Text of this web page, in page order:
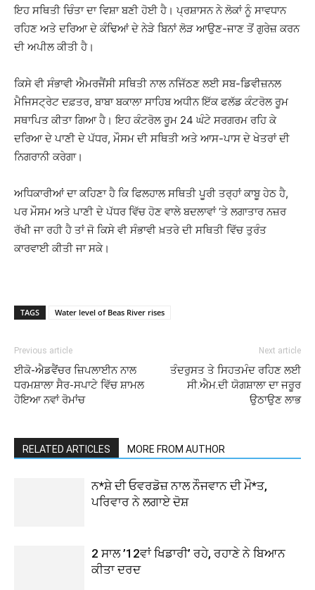
ਇਹ ਸਥਿਤੀ ਚਿੰਤਾ ਦਾ ਵਿਸ਼ਾ ਬਣੀ ਹੋਈ ਹੈ। ਪ੍ਰਸ਼ਾਸਨ ਨੇ ਲੋਕਾਂ ਨੂੰ ਸਾਵਧਾਨ
ਰਹਿਣ ਅਤੇ ਦਰਿਆ ਦੇ ਕੰਢਿਆਂ ਦੇ ਨੇੜੇ ਬਿਨਾਂ ਲੋੜ ਆਉਣ-ਜਾਣ ਤੋਂ ਗੁਰੇਜ਼ ਕਰਨ
ਦੀ ਅਪੀਲ ਕੀਤੀ ਹੈ।
ਕਿਸੇ ਵੀ ਸੰਭਾਵੀ ਐਮਰਜੈਂਸੀ ਸਥਿਤੀ ਨਾਲ ਨਜਿੱਠਣ ਲਈ ਸਬ-ਡਿਵੀਜ਼ਨਲ
ਮੈਜਿਸਟ੍ਰੇਟ ਦਫ਼ਤਰ, ਬਾਬਾ ਬਕਾਲਾ ਸਾਹਿਬ ਅਧੀਨ ਇੱਕ ਫਲੱਡ ਕੰਟਰੋਲ ਰੂਮ
ਸਥਾਪਿਤ ਕੀਤਾ ਗਿਆ ਹੈ। ਇਹ ਕੰਟਰੋਲ ਰੂਮ 24 ਘੰਟੇ ਸਰਗਰਮ ਰਹਿ ਕੇ
ਦਰਿਆ ਦੇ ਪਾਣੀ ਦੇ ਪੱਧਰ, ਮੌਸਮ ਦੀ ਸਥਿਤੀ ਅਤੇ ਆਸ-ਪਾਸ ਦੇ ਖੇਤਰਾਂ ਦੀ
ਨਿਗਰਾਨੀ ਕਰੇਗਾ।
ਅਧਿਕਾਰੀਆਂ ਦਾ ਕਹਿਣਾ ਹੈ ਕਿ ਫਿਲਹਾਲ ਸਥਿਤੀ ਪੂਰੀ ਤਰ੍ਹਾਂ ਕਾਬੂ ਹੇਠ ਹੈ,
ਪਰ ਮੌਸਮ ਅਤੇ ਪਾਣੀ ਦੇ ਪੱਧਰ ਵਿੱਚ ਹੋਣ ਵਾਲੇ ਬਦਲਾਵਾਂ ‘ਤੇ ਲਗਾਤਾਰ ਨਜ਼ਰ
ਰੱਖੀ ਜਾ ਰਹੀ ਹੈ ਤਾਂ ਜੋ ਕਿਸੇ ਵੀ ਸੰਭਾਵੀ ਖ਼ਤਰੇ ਦੀ ਸਥਿਤੀ ਵਿੱਚ ਤੁਰੰਤ
ਕਾਰਵਾਈ ਕੀਤੀ ਜਾ ਸਕੇ।
TAGS Water level of Beas River rises
Previous article
ਈਕੋ-ਐਡਵੈਂਚਰ ਜ਼ਿਪਲਾਈਨ ਨਾਲ
ਧਰਮਸ਼ਾਲਾ ਸੈਰ-ਸਪਾਟੇ ਵਿੱਚ ਸ਼ਾਮਲ
ਹੋਇਆ ਨਵਾਂ ਰੋਮਾਂਚ
Next article
ਤੰਦਰੁਸਤ ਤੇ ਸਿਹਤਮੰਦ ਰਹਿਣ ਲਈ
ਸੀ.ਐਮ.ਦੀ ਯੋਗਸ਼ਾਲਾ ਦਾ ਜਰੂਰ
ਉਠਾਉਣ ਲਾਭ
RELATED ARTICLES MORE FROM AUTHOR
ਨ*ਸ਼ੇ ਦੀ ਓਵਰਡੋਜ਼ ਨਾਲ ਨੌਜਵਾਨ ਦੀ ਮੌ*ਤ,
ਪਰਿਵਾਰ ਨੇ ਲਗਾਏ ਦੋਸ਼
2 ਸਾਲ ’12ਵਾਂ ਖਿਡਾਰੀ’ ਰਹੇ, ਰਹਾਣੇ ਨੇ ਬਿਆਨ
ਕੀਤਾ ਦਰਦ